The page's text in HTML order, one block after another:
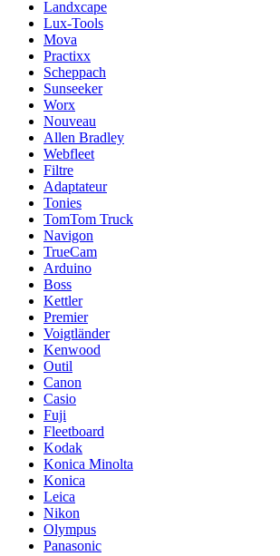
Landxcape
Lux-Tools
Mova
Practixx
Scheppach
Sunseeker
Worx
Nouveau
Allen Bradley
Webfleet
Filtre
Adaptateur
Tonies
TomTom Truck
Navigon
TrueCam
Arduino
Boss
Kettler
Premier
Voigtländer
Kenwood
Outil
Canon
Casio
Fuji
Fleetboard
Kodak
Konica Minolta
Konica
Leica
Nikon
Olympus
Panasonic